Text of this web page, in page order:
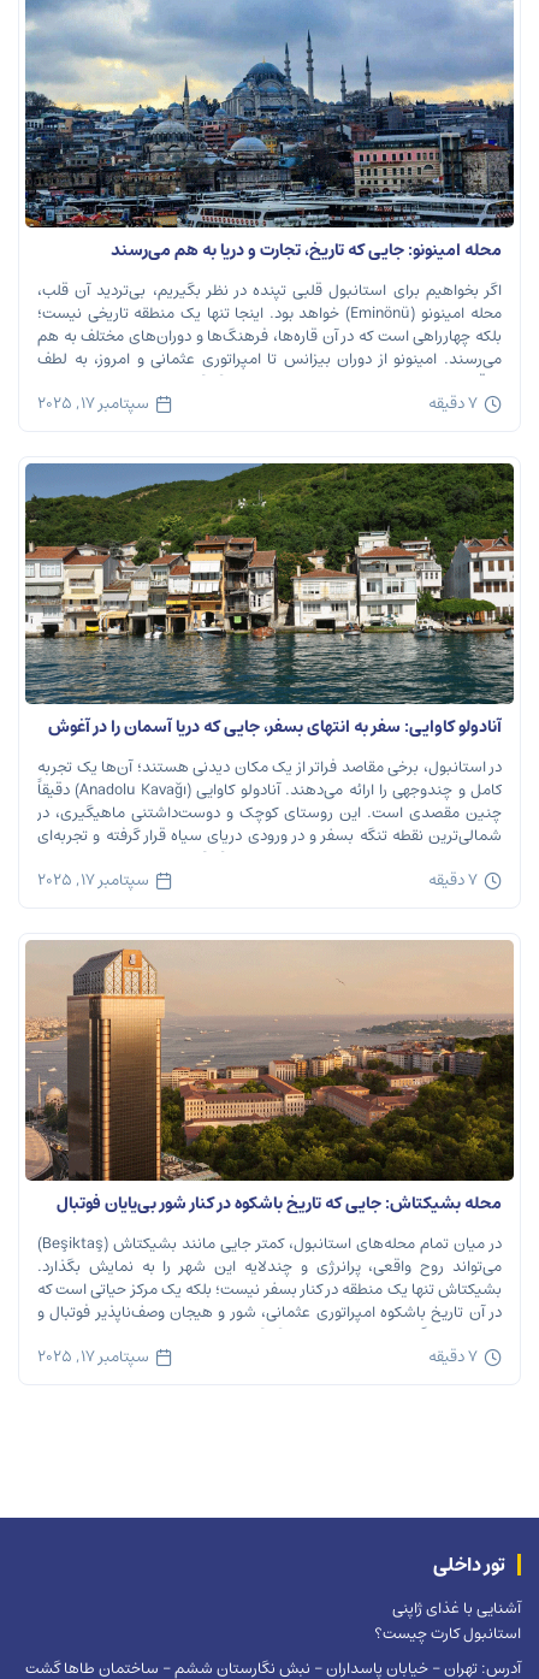
محله امینونو: جایی که تاریخ، تجارت و دریا به هم می‌رسند
اگر بخواهیم برای استانبول قلبی تپنده در نظر بگیریم، بی‌تردید آن قلب،
محله امینونو (Eminönü) خواهد بود. اینجا تنها یک منطقه تاریخی نیست؛
بلکه چهارراهی است که در آن قاره‌ها، فرهنگ‌ها و دوران‌های مختلف به هم
می‌رسند. امینونو از دوران بیزانس تا امپراتوری عثمانی و امروز، به لطف
موقعیت استراتژیک خود در دهانه خلیج شاخ […]
7 دقیقه سپتامبر 17, 2025
آنادولو کاوایی: سفر به انتهای بسفر، جایی که دریا آسمان را در آغوش
می‌گیرد
در استانبول، برخی مقاصد فراتر از یک مکان دیدنی هستند؛ آن‌ها یک تجربه
کامل و چندوجهی را ارائه می‌دهند. آنادولو کاوایی (Anadolu Kavağı) دقیقاً
چنین مقصدی است. این روستای کوچک و دوست‌داشتنی ماهیگیری، در
شمالی‌ترین نقطه تنگه بسفر و در ورودی دریای سیاه قرار گرفته و تجربه‌ای
بی‌نظیر از تاریخ، طبیعت و طعم‌های اصیل را […]
7 دقیقه سپتامبر 17, 2025
محله بشیکتاش: جایی که تاریخ باشکوه در کنار شور بی‌پایان فوتبال
نفس می‌کشد
در میان تمام محله‌های استانبول، کمتر جایی مانند بشیکتاش (Beşiktaş)
می‌تواند روح واقعی، پرانرژی و چندلایه این شهر را به نمایش بگذارد.
بشیکتاش تنها یک منطقه در کنار بسفر نیست؛ بلکه یک مرکز حیاتی است که
در آن تاریخ باشکوه امپراتوری عثمانی، شور و هیجان وصف‌ناپذیر فوتبال و
ریتم تند زندگی مدرن شهری در هم […]
7 دقیقه سپتامبر 17, 2025
تور داخلی
آشنایی با غذای ژاپنی
استانبول کارت چیست؟
آدرس: تهران – خیابان پاسداران – نبش نگارستان ششم – ساختمان طاها گشت